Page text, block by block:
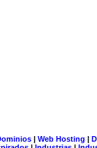
| Web Hosting |